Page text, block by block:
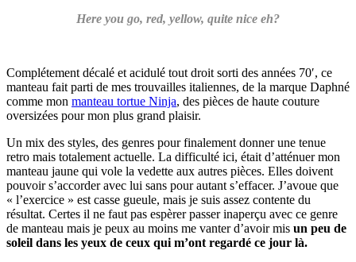
Here you go, red, yellow, quite nice eh?
Complétement décalé et acidulé tout droit sorti des années 70′, ce
manteau fait parti de mes trouvailles italiennes, de la marque Daphné
comme mon manteau tortue Ninja, des pièces de haute couture
oversizées pour mon plus grand plaisir.
Un mix des styles, des genres pour finalement donner une tenue
retro mais totalement actuelle. La difficulté ici, était d’atténuer mon
manteau jaune qui vole la vedette aux autres pièces. Elles doivent
pouvoir s’accorder avec lui sans pour autant s’effacer. J’avoue que
« l’exercice » est casse gueule, mais je suis assez contente du
résultat. Certes il ne faut pas espèrer passer inaperçu avec ce genre
de manteau mais je peux au moins me vanter d’avoir mis un peu de
soleil dans les yeux de ceux qui m’ont regardé ce jour là.